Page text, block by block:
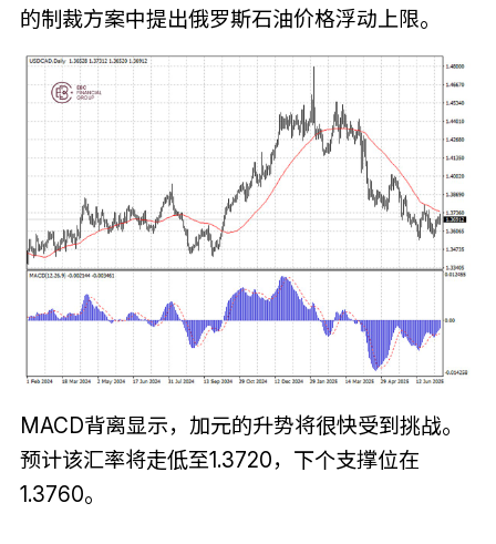
的制裁方案中提出俄罗斯石油价格浮动上限。
MACD背离显示，加元的升势将很快受到挑战。
预计该汇率将走低至1.3720，下个支撑位在
1.3760。